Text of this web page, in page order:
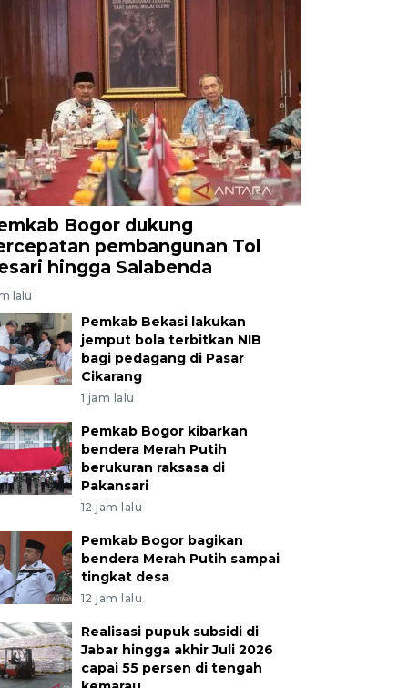
Bogor dukung
pembangunan Tol
hingga Salabenda
lalu
Pemkab Bekasi lakukan
jemput bola terbitkan NIB
bagi pedagang di Pasar
Cikarang
1 jam lalu
Pemkab Bogor kibarkan
bendera Merah Putih
berukuran raksasa di
Pakansari
12 jam lalu
Pemkab Bogor bagikan
bendera Merah Putih sampai
tingkat desa
12 jam lalu
Realisasi pupuk subsidi di
Jabar hingga akhir Juli 2026
capai 55 persen di tengah